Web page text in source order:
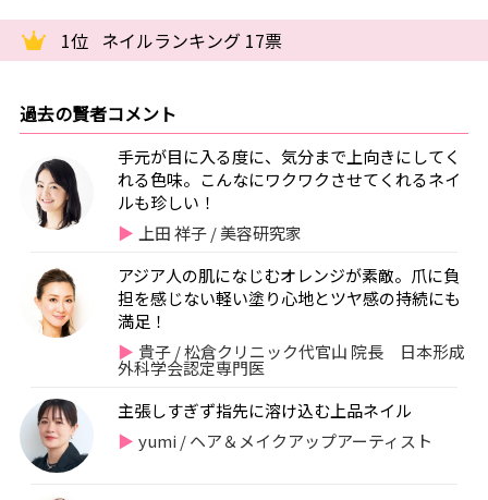
1位 ネイルランキング 17票
過去の賢者コメント
手元が目に入る度に、気分まで上向きにしてく
れる色味。こんなにワクワクさせてくれるネイ
ルも珍しい！
上田 祥子 / 美容研究家
アジア人の肌になじむオレンジが素敵。爪に負
担を感じない軽い塗り心地とツヤ感の持続にも
満足！
貴子 / 松倉クリニック代官山 院長 日本形成
外科学会認定専門医
主張しすぎず指先に溶け込む上品ネイル
yumi / ヘア＆メイクアップアーティスト